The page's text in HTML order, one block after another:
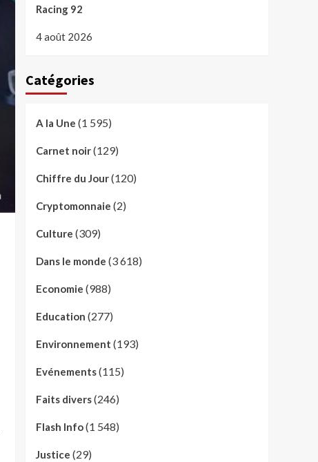
Racing 92
4 août 2026
Catégories
A la Une (1 595)
Carnet noir(129)
Chiffre du Jour(120)
Cryptomonnaie (2)
Culture (309)
Dans le monde (3 618)
Economie (988)
Education (277)
Environnement (193)
Evénements(115)
Faits divers(246)
Flash Info(1 548)
Justice (29)